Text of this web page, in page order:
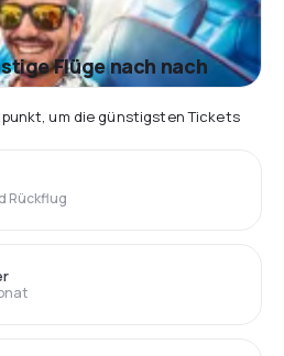
Flüge nach nach
um die günstigsten Tickets
Rückflug